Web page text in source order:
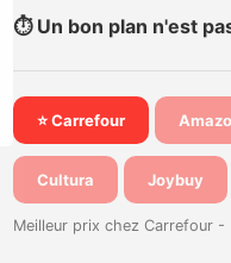
⏱️ Un bon plan n'est
⭐ Carrefour
Cultura Joybuy
Meilleur prix chez Carrefour -